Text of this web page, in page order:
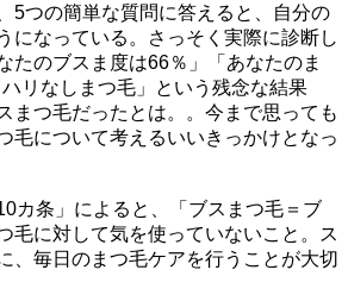
5つの簡単な質問に答えると、自分の
になっている。さっそく実際に診断し
たのブスま度は66％」「あなたのま
リなしまつ毛」という残念な結果
まつ毛だったとは。。今まで思っても
毛について考えるいいきっかけとなっ
カ条」によると、「ブスまつ毛＝ブ
毛に対して気を使っていないこと。ス
、毎日のまつ毛ケアを行うことが大切